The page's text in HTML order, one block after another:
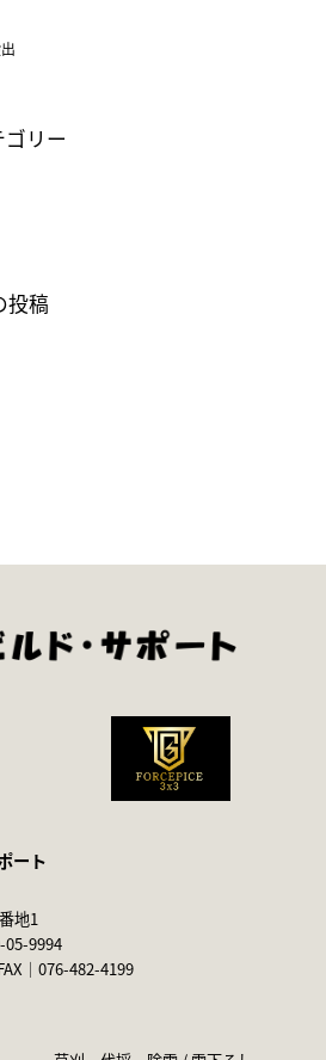
ゴリー
投稿
ート
地1
05-9994
｜076-482-4199